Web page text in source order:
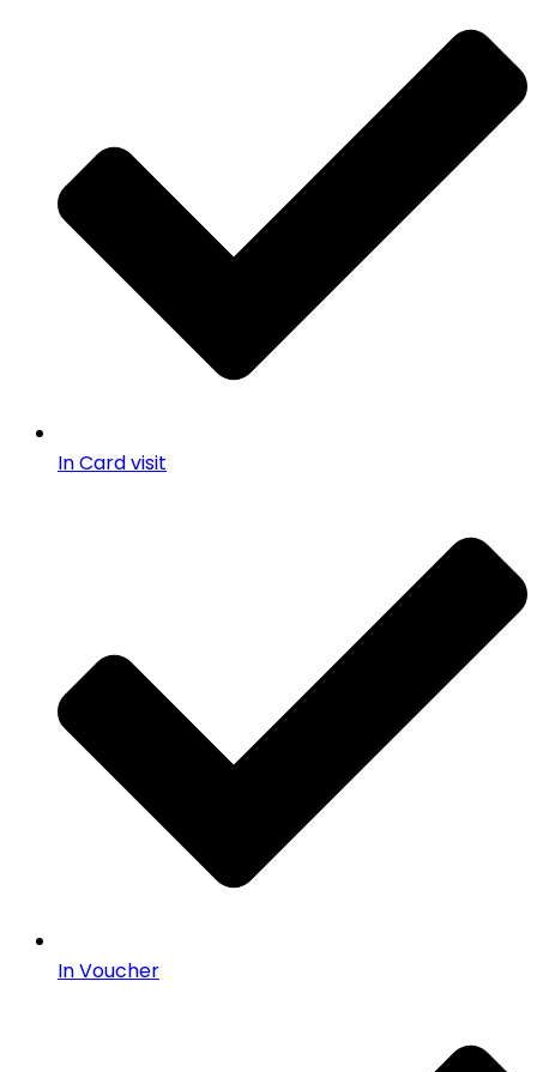
In Card visit
In Voucher